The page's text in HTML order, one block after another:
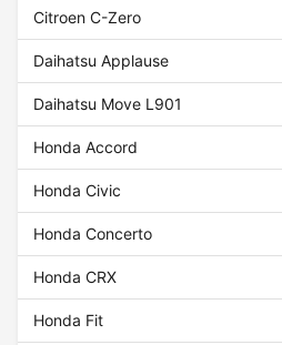
Citroen C-Zero
Daihatsu Applause
Daihatsu Move L901
Honda Accord
Honda Civic
Honda Concerto
Honda CRX
Honda Fit